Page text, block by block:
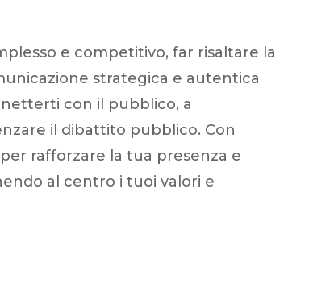
e competitivo, far risaltare la
strategica e autentica
con il pubblico, a
il dibattito pubblico. Con
rafforzare la tua presenza e
al centro i tuoi valori e